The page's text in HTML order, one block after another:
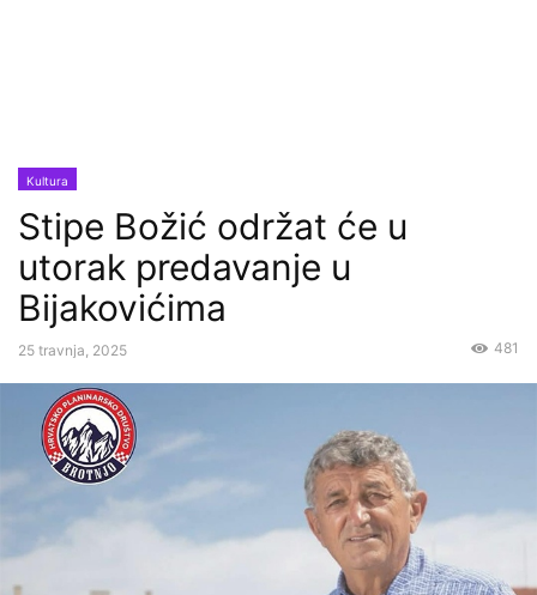
Kultura
Stipe Božić održat će u
utorak predavanje u
Bijakovićima
25 travnja, 2025 481